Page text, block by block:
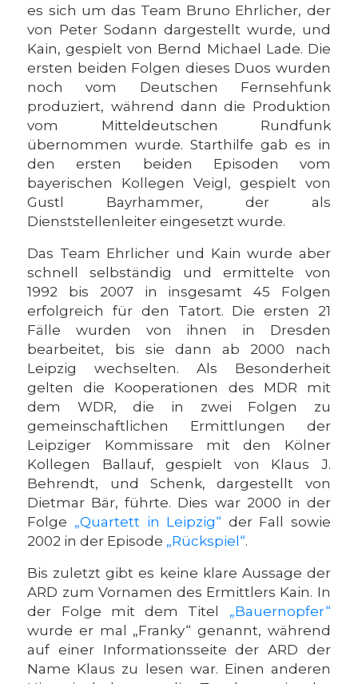
es sich um das Team Bruno Ehrlicher, der
von Peter Sodann dargestellt wurde, und
Kain, gespielt von Bernd Michael Lade. Die
ersten beiden Folgen dieses Duos wurden
noch vom Deutschen Fernsehfunk
produziert, während dann die Produktion
vom Mitteldeutschen Rundfunk
übernommen wurde. Starthilfe gab es in
den ersten beiden Episoden vom
bayerischen Kollegen Veigl, gespielt von
Gustl Bayrhammer, der als
Dienststellenleiter eingesetzt wurde.
Das Team Ehrlicher und Kain wurde aber
schnell selbständig und ermittelte von
1992 bis 2007 in insgesamt 45 Folgen
erfolgreich für den Tatort. Die ersten 21
Fälle wurden von ihnen in Dresden
bearbeitet, bis sie dann ab 2000 nach
Leipzig wechselten. Als Besonderheit
gelten die Kooperationen des MDR mit
dem WDR, die in zwei Folgen zu
gemeinschaftlichen Ermittlungen der
Leipziger Kommissare mit den Kölner
Kollegen Ballauf, gespielt von Klaus J.
Behrendt, und Schenk, dargestellt von
Dietmar Bär, führte. Dies war 2000 in der
Folge „Quartett in Leipzig“ der Fall sowie
2002 in der Episode „Rückspiel“.
Bis zuletzt gibt es keine klare Aussage der
ARD zum Vornamen des Ermittlers Kain. In
der Folge mit dem Titel „Bauernopfer“
wurde er mal „Franky“ genannt, während
auf einer Informationsseite der ARD der
Name Klaus zu lesen war. Einen anderen